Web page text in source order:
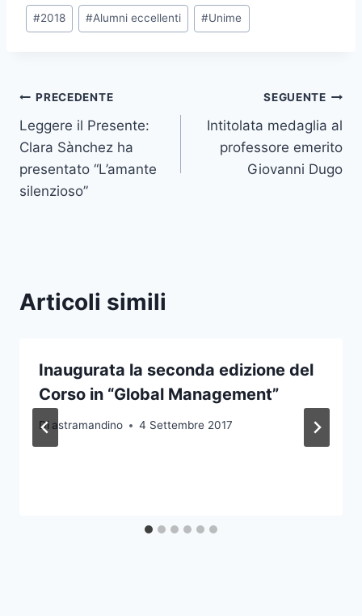
Tag
articolo:
#2018 #Alumni eccellenti #Unime
Navigazione
articoli
PRECEDENTE
Leggere il Presente:
Clara Sànchez ha
presentato “L’amante
silenzioso”
SEGUENTE
Intitolata medaglia al
professore emerito
Giovanni Dugo
Articoli simili
Inaugurata la seconda edizione del
Corso in “Global Management”
Di astramandino 4 Settembre 2017